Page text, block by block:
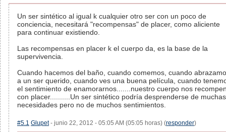
Un ser sintético al igual k cualquier otro ser con un poco de
conciencia, necesitará "recompensas" de placer, como aliciente
para continuar existiendo.
Las recompensas en placer k el cuerpo da, es la base de la
supervivencia.
Cuando hacemos del baño, cuando comemos, cuando
a un ser querido, cuando ves una buena película, cuando
el sentimiento de enamorarnos.......nuestro cuerpo nos
con placer..........Un ser sintético podría desprenderse de muchas
necesidades pero no de muchos sentimientos.
#5.1 Glupet- junio 22, 2012 - 05:05 AM (05:05 horas) (responder)